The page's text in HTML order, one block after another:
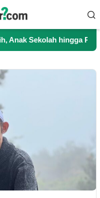
hingga Petani Kini